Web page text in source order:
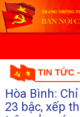
TIN TỨC
Hòa Bình:
23 bậc, xếp